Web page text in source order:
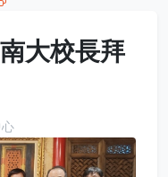
大校長拜